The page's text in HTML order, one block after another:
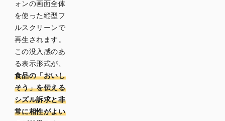
た複数
ンを展
開でき
る
けでは
伝えに
くい表
現をAI
ォンの画面全体
を使った縦型フ
ルスクリーンで
再生されます。
この没入感のあ
る表示形式が、
食品の「おいし
そう」を伝える
シズル訴求と非
常に相性がよい